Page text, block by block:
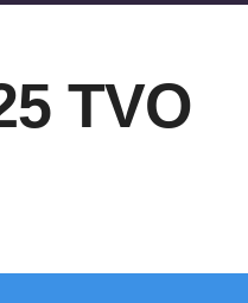
TVO